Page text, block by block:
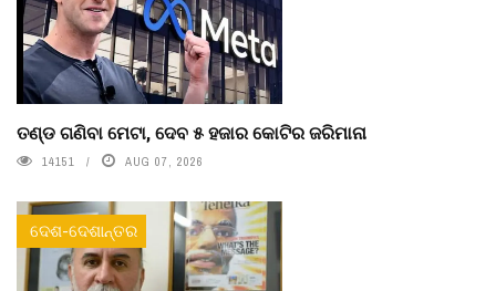
ତଣ୍ଡ ଗଣିବା ମେଟା, ଦେବ ୫ ହଜାର କୋଟିର ଜରିମାନା
14151 AUG 07, 2026
ଦେଶ-ଦେଶାନ୍ତର